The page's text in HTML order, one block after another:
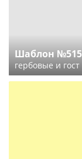
Шаблон №515
гербовые и гост